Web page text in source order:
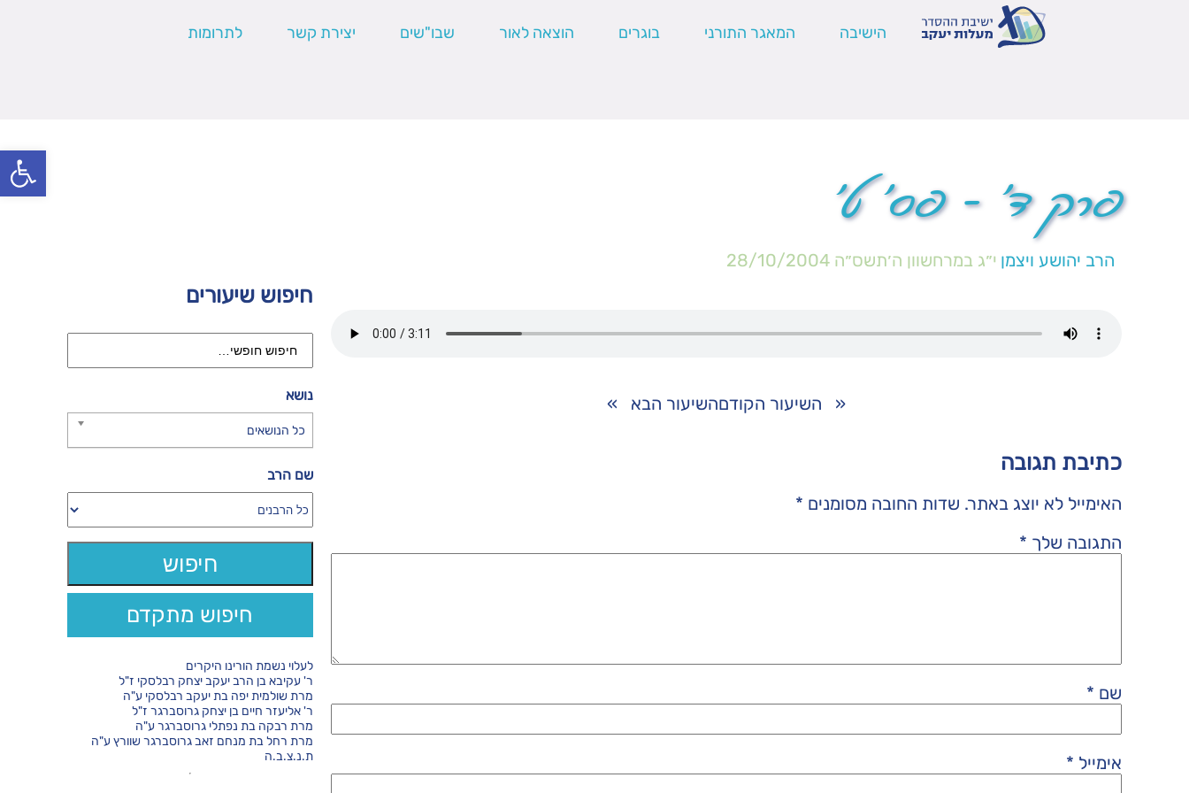
פתח
הישיבה המאגר התורני בוגרים הוצאה לאור שבו"שים יצירת קשר לתרומות
פרק ד' – פס' ט'
הרב יהושע ויצמן י״ג במרחשוון ה׳תשס״ה 28/10/2004
« השיעור הקודםהשיעור הבא »
כתיבת תגובה
האימייל לא יוצג באתר. שדות החובה מסומנים *
התגובה שלך *
שם *
אימייל *
חיפוש שיעורים
נושא
כל הנושאים
שם הרב
חיפוש מתקדם
לעלוי נשמת הורינו היקרים
ר' עקיבא בן הרב יעקב יצחק רבלסקי ז"ל
מרת שולמית יפה בת יעקב רבלסקי ע"ה
ר' אליעזר חיים בן יצחק גרוסברגר ז"ל
מרת רבקה בת נפתלי גרוסברגר ע"ה
מרת רחל בת מנחם זאב גרוסברגר שוורץ ע"ה
ת.נ.צ.ב.ה